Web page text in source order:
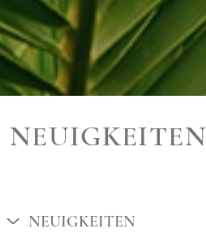
NEUIGKEITEN
NEUIGKEITEN